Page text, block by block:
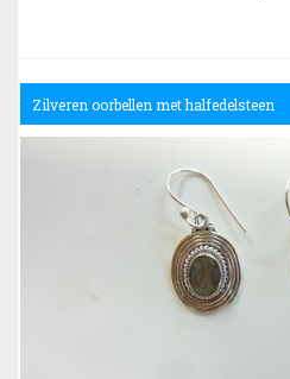
Zilveren oorbellen met halfedelsteen